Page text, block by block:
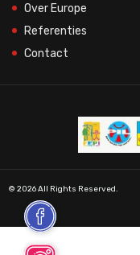
Over Europe
Referenties
Contact
© 2026 All Rights Reserved.